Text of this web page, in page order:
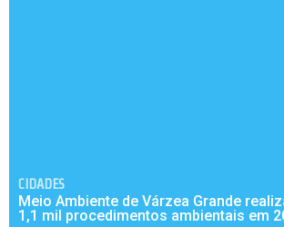
CIDADES
Meio Ambiente de Várzea Grande
1,1 mil procedimentos ambientais em